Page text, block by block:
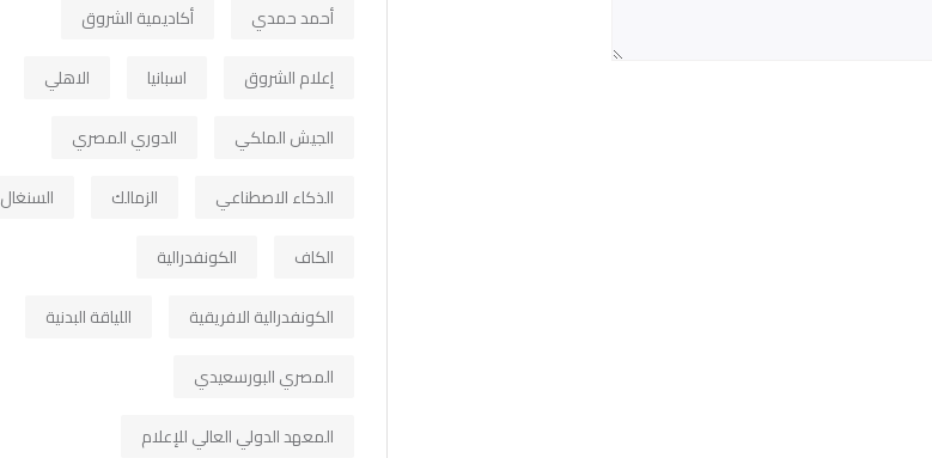
أحمد حمدي
أكاديمية الشروق
إعلام الشروق
اسبانيا
الاهلي
الجيش الملكي
الدوري المصري
الذكاء الاصطناعي
الزمالك
السنغال
الكاف
الكونفدرالية
الكونفدرالية الافريقية
اللياقة البدنية
المصري البورسعيدي
المعهد الدولي العالي للإعلام